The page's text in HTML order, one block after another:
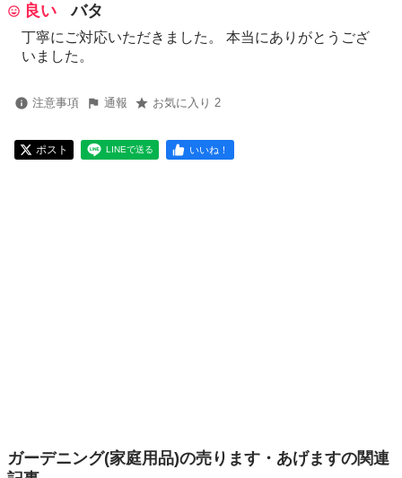
良い バタ
丁寧にご対応いただきました。 本当にありがとうござ
いました。
注意事項 通報 お気に入り 2
ポスト LINEで送る いいね！
ガーデニング(家庭用品)の売ります・あげますの関連